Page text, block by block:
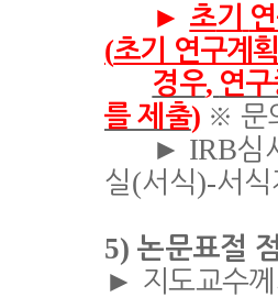
► 초기
(초기 연구계
경우, 연
를 제출) ※ 문
► IRB심
실(서식)-서
5) 논문표절
► 지도교수